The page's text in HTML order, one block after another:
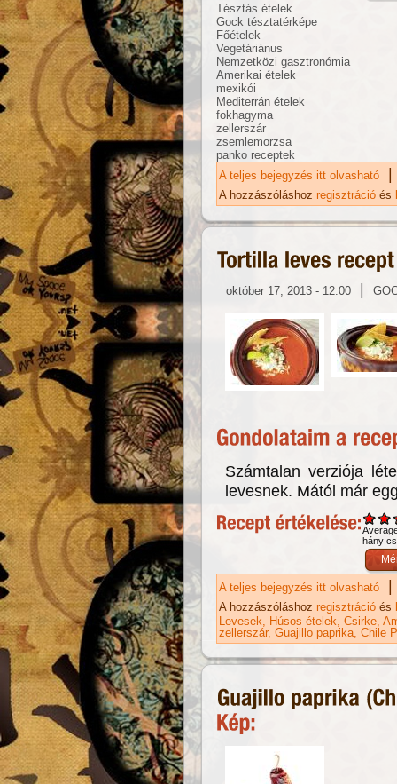
Tésztás ételek
Gock tésztatérképe
Főételek
Vegetáriánus
Nemzetközi gasztronómia
Amerikai ételek
mexikói
Mediterrán ételek
fokhagyma
zellerszár
zsemlemorzsa
panko receptek
A teljes bejegyzés itt olvasható
|
A hozzászóláshoz regisztráció és
október 17, 2013 - 12:00 |
Számtalan verziója
levesnek. Mától már
hány
A teljes bejegyzés itt olvasható |
A hozzászóláshoz regisztráció és
Levesek
Húsos ételek Csirke
zellerszár Guajillo paprika Chile